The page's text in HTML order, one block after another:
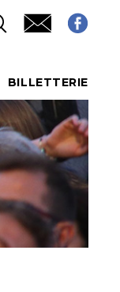
BILLETTERIE